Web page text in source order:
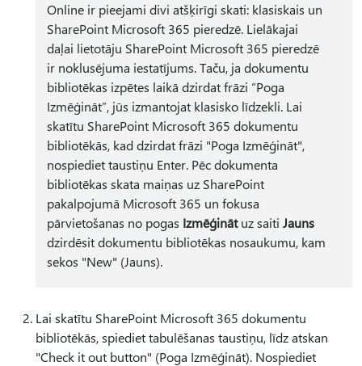
Online ir pieejami divi atšķirīgi skati: klasiskais un
SharePoint Microsoft 365 pieredzē. Lielākajai
daļai lietotāju SharePoint Microsoft 365 pieredzē
ir noklusējuma iestatījums. Taču, ja dokumentu
bibliotēkas izpētes laikā dzirdat frāzi “Poga
Izmēģināt”, jūs izmantojat klasisko līdzekli. Lai
skatītu SharePoint Microsoft 365 dokumentu
bibliotēkās, kad dzirdat frāzi "Poga Izmēģināt",
nospiediet taustiņu Enter. Pēc dokumenta
bibliotēkas skata maiņas uz SharePoint
pakalpojumā Microsoft 365 un fokusa
pārvietošanas no pogas Izmēģinātuz saiti Jauns
dzirdēsit dokumentu bibliotēkas nosaukumu, kam
sekos "New" (Jauns).
Lai skatītu SharePoint Microsoft 365 dokumentu
bibliotēkās, spiediet tabulēšanas taustiņu, līdz atskan
"Check it out button" (Poga Izmēģināt). Nospiediet